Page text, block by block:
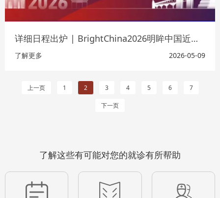
详细日程出炉 | BrightChina2026明眸中国近视防控大会
了解更多 2026-05-09
上一页 1 2 3 4 5 6 7
下一页
了解这些有可能对您的就诊有所帮助